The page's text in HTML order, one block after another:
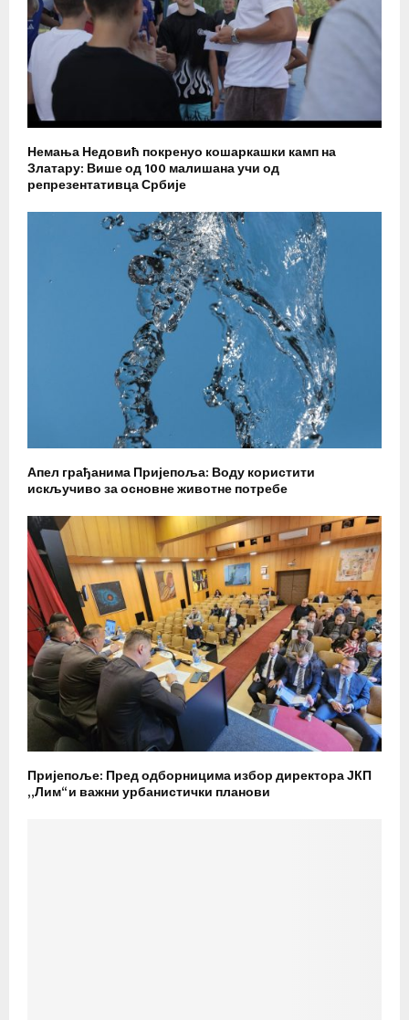
Немања Недовић покренуо кошаркашки камп на
Златару: Више од 100 малишана учи од
репрезентативца Србије
Апел грађанима Пријепоља: Воду користити
искључиво за основне животне потребе
Пријепоље: Пред одборницима избор директора ЈКП
„Лим“ и важни урбанистички планови